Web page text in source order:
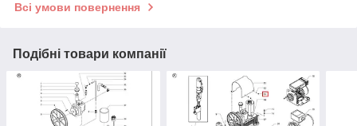
Всі умови повернення
Подібні товари компанії